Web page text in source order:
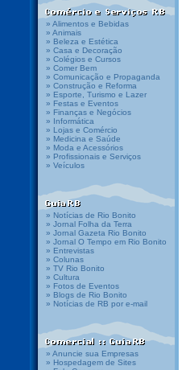
» Alimentos e Bebidas
» Animais
» Beleza e Estética
» Casa e Decoração
» Colégios e Cursos
» Comer Bem
» Comunicação e Propaganda
» Construção e Reforma
» Esporte, Turismo e Lazer
» Festas e Eventos
» Finanças e Negócios
» Informática
» Lojas e Comércio
» Medicina e Saúde
» Moda e Acessórios
» Profissionais e Serviços
» Veículos
» Notícias de Rio Bonito
» Jornal Folha da Terra
» Jornal Gazeta Rio Bonito
» Jornal O Tempo em Rio Bonito
» Entrevistas
» Colunas
» TV Rio Bonito
» Cultura
» Fotos de Eventos
» Blogs de Rio Bonito
» Notícias de RB por e-mail
» Anuncie sua Empresas
» Hospedagem de Sites